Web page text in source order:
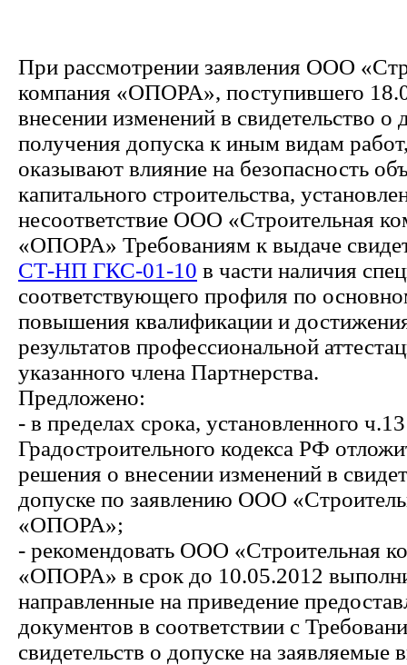
При рассмотрении заявления ООО
компания «ОПОРА», поступившего
внесении изменений в свидетельство о
получения допуска к иным видам
оказывают влияние на безопасность
капитального строительства,
несоответствие ООО «Строительная
«ОПОРА» Требованиям к выдаче
СТ-НП ГКС-01-10 в части наличия
соответствующего профиля по
повышения квалификации и
результатов профессиональной
указанного члена Партнерства.
Предложено:
- в пределах срока, установленного
Градостроительного кодекса РФ
решения о внесении изменений в
допуске по заявлению ООО
«ОПОРА»;
- рекомендовать ООО «Строительная
«ОПОРА» в срок до 10.05.2012
направленные на приведение
документов в соответствии с
свидетельств о допуске на заявляемые